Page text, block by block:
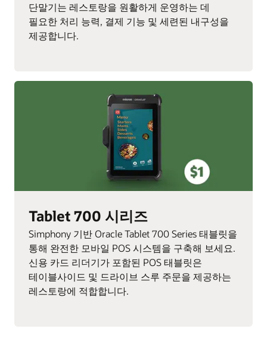
단말기는 레스토랑을 원활하게 운영하는 데
필요한 처리 능력, 결제 기능 및 세련된 내구성을
제공합니다.
Tablet 700 시리즈
Simphony 기반 Oracle Tablet 700 Series 태블릿을
통해 완전한 모바일 POS 시스템을 구축해 보세요.
신용 카드 리더기가 포함된 POS 태블릿은
테이블사이드 및 드라이브 스루 주문을 제공하는
레스토랑에 적합합니다.